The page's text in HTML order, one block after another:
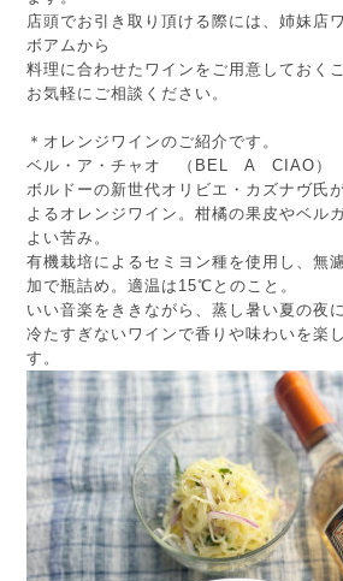
店頭でお引き取り頂ける際には、姉妹店
ボアムから
料理に合わせたワインをご用意しておく
お気軽にご相談ください。
＊オレンジワインのご紹介です。
ベル・ア・チャオ （BEL A CIAO）
ボルドーの新世代オリビエ・カズナヴ氏
よるオレンジワイン。柑橘の果皮やベル
よい苦み。
有機栽培によるセミヨン種を使用し、無
加で瓶詰め。適温は15℃とのこと。
いい音楽をききながら、蒸し暑い夏の夜
冷たすぎないワインで香りや味わいを楽
す。